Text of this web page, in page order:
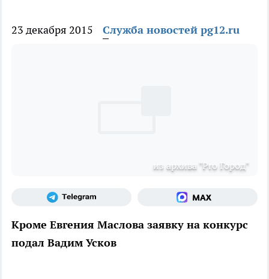
23 декабря 2015 Служба новостей pg12.ru
из архива "Pro Город"
Кроме Евгения Маслова заявку на конкурс
подал Вадим Усков